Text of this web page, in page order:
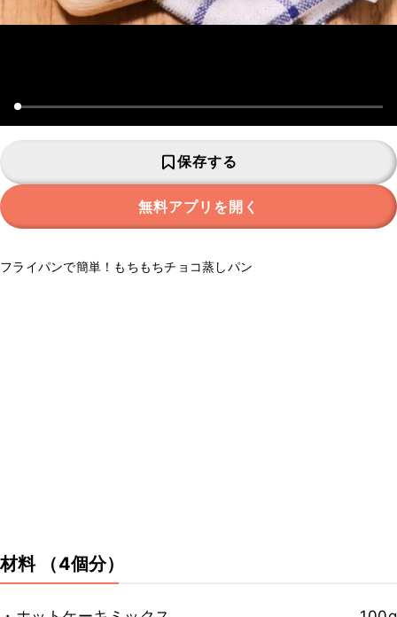
保存する
無料アプリを開く
フライパンで簡単！もちもちチョコ蒸しパン
材料 （4個分）